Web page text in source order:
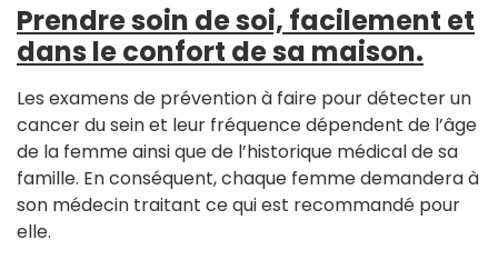
Prendre soin de soi, facilement et
dans le confort de sa maison.
Les examens de prévention à faire pour détecter un
cancer du sein et leur fréquence dépendent de l’âge
de la femme ainsi que de l’historique médical de sa
famille. En conséquent, chaque femme demandera à
son médecin traitant ce qui est recommandé pour
elle.